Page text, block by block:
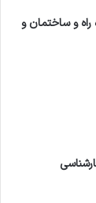
و ساختمان و